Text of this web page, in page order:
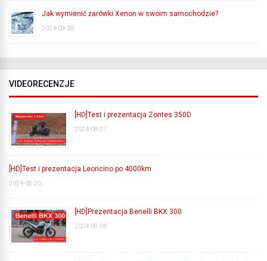
Jak wymienić żarówki Xenon w swoim samochodzie?
2024-09-28
VIDEORECENZJE
[HD]Test i prezentacja Zontes 350D
2024-08-27
[HD]Test i prezentacja Leoncino po 4000km
2024-08-20
[HD]Prezentacja Benelli BKX 300
2024-08-06